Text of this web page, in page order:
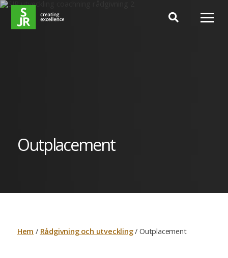
Hoppa till innehåll
Outplacement
Hem / Rådgivning och utveckling/ Outplacement